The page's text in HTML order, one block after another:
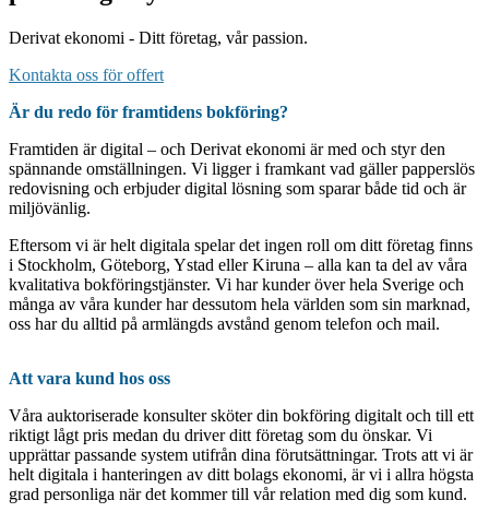
Derivat ekonomi - Ditt företag, vår passion.
Kontakta oss för offert
Är du redo för framtidens bokföring?
Framtiden är digital – och Derivat ekonomi är med och styr den
spännande omställningen. Vi ligger i framkant vad gäller papperslös
redovisning och erbjuder digital lösning som sparar både tid och är
miljövänlig.
Eftersom vi är helt digitala spelar det ingen roll om ditt företag finns
i Stockholm, Göteborg, Ystad eller Kiruna – alla kan ta del av våra
kvalitativa bokföringstjänster. Vi har kunder över hela Sverige och
många av våra kunder har dessutom hela världen som sin marknad,
oss har du alltid på armlängds avstånd genom telefon och mail.
Att vara kund hos oss
Våra auktoriserade konsulter sköter din bokföring digitalt och till ett
riktigt lågt pris medan du driver ditt företag som du önskar. Vi
upprättar passande system utifrån dina förutsättningar. Trots att vi är
helt digitala i hanteringen av ditt bolags ekonomi, är vi i allra högsta
grad personliga när det kommer till vår relation med dig som kund.